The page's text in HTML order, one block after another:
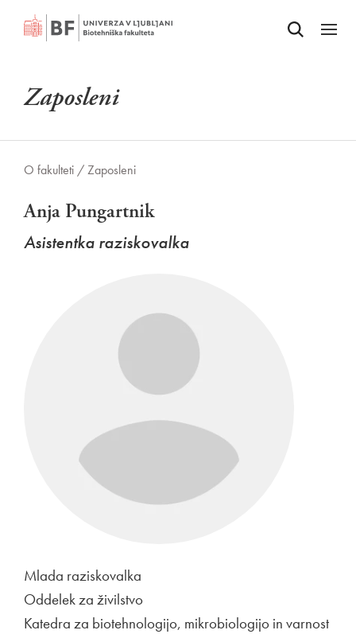
Odpri iskalnik
Odpri
Zaposleni
O fakulteti /Zaposleni
Anja Pungartnik
Asistentka raziskovalka
Mlada raziskovalka
Oddelek za živilstvo
Katedra za biotehnologijo, mikrobiologijo in varnost